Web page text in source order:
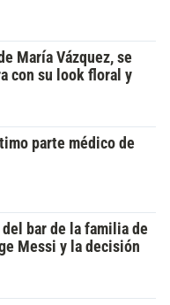
María Vázquez, se
con su look floral y
parte médico de
bar de la familia de
Messi y la decisión